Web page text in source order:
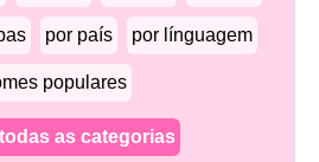
por país por línguagem
populares
as categorias